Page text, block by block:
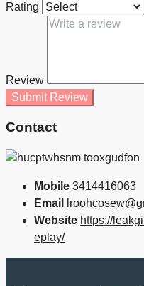
Rating
Review
Submit Review
Contact
Mobile 3414416063
Email
Website https://
eplay/